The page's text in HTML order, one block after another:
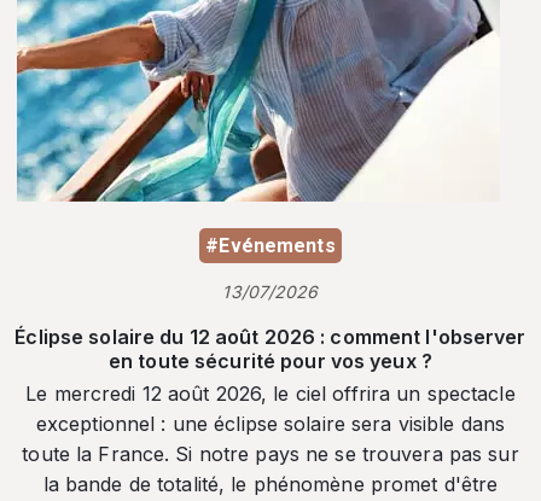
#Evénements
13/07/2026
Éclipse solaire du 12 août 2026 : comment l'observer
en toute sécurité pour vos yeux ?
Le mercredi 12 août 2026, le ciel offrira un spectacle
exceptionnel : une éclipse solaire sera visible dans
toute la France. Si notre pays ne se trouvera pas sur
la bande de totalité, le phénomène promet d'être